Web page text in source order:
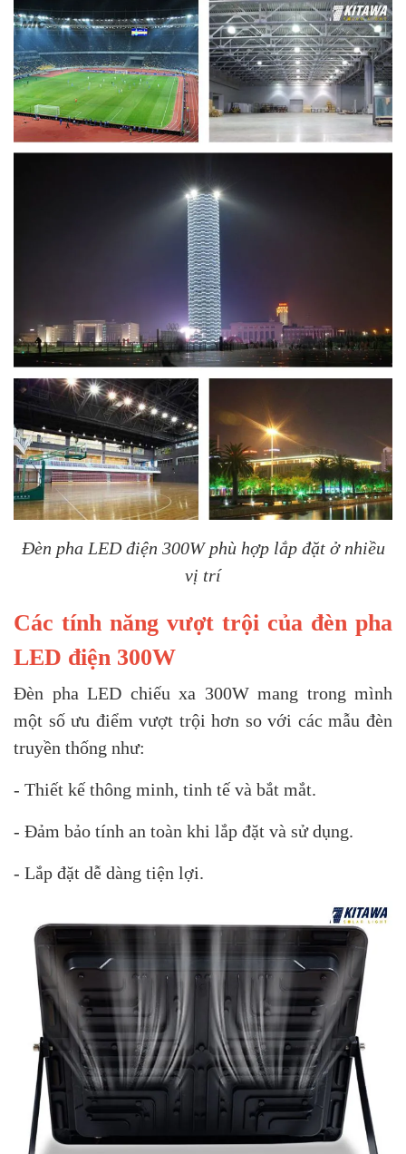
Đèn pha LED điện 300W phù hợp lắp đặt ở nhiều
vị trí
Các tính năng vượt trội của đèn pha
LED điện 300W
Đèn pha LED chiếu xa 300W mang trong mình
một số ưu điểm vượt trội hơn so với các mẫu đèn
truyền thống như:
- Thiết kế thông minh, tinh tế và bắt mắt.
- Đảm bảo tính an toàn khi lắp đặt và sử dụng.
- Lắp đặt dễ dàng tiện lợi.